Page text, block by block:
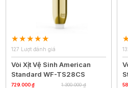
127 Lượt đánh giá
Vòi Xịt Vệ Sinh American
Standard WF-TS28CS
729.000 ₫ 1.300.000 ₫